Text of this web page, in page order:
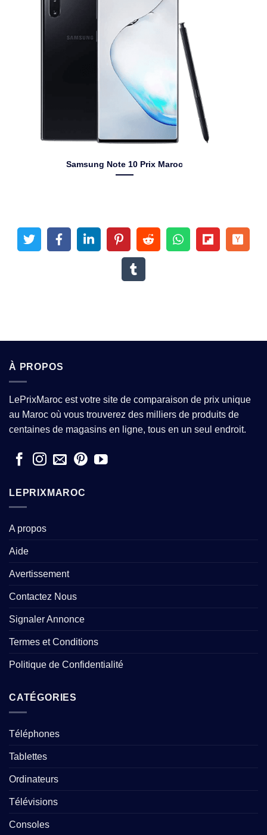
Samsung Note 10 Prix Maroc
À PROPOS
LePrixMaroc est votre site de comparaison de prix unique
au Maroc où vous trouverez des milliers de produits de
centaines de magasins en ligne, tous en un seul endroit.
LEPRIXMAROC
A propos
Aide
Avertissement
Contactez Nous
Signaler Annonce
Termes et Conditions
Politique de Confidentialité
CATÉGORIES
Téléphones
Tablettes
Ordinateurs
Télévisions
Consoles